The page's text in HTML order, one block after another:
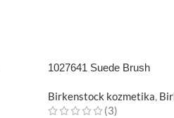
1027641 Suede Brush
Birkenstock kozmetika,
(3)